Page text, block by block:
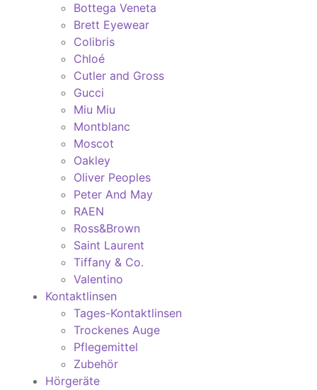
Bottega Veneta
Brett Eyewear
Colibris
Chloé
Cutler and Gross
Gucci
Miu Miu
Montblanc
Moscot
Oakley
Oliver Peoples
Peter And May
RAEN
Ross&Brown
Saint Laurent
Tiffany & Co.
Valentino
Kontaktlinsen
Tages-Kontaktlinsen
Trockenes Auge
Pflegemittel
Zubehör
Hörgeräte